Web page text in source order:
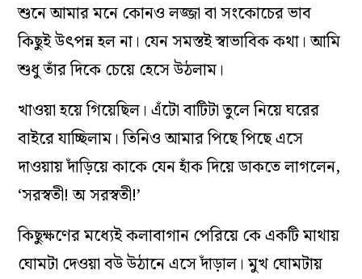
শুনে আমার মনে কোনও লজ্জা বা সংকোচের ভাব
কিছুই উৎপন্ন হল না। যেন সমস্তই স্বাভাবিক কথা। আমি
শুধু তাঁর দিকে চেয়ে হেসে উঠলাম।
খাওয়া হয়ে গিয়েছিল। এঁটো বাটিটা তুলে নিয়ে ঘরের
বাইরে যাচ্ছিলাম। তিনিও আমার পিছে পিছে এসে
দাওয়ায় দাঁড়িয়ে কাকে যেন হাঁক দিয়ে ডাকতে লাগলেন,
‘সরস্বতী! অ সরস্বতী!’
কিছুক্ষণের মধ্যেই কলাবাগান পেরিয়ে কে একটি মাথায়
ঘোমটা দেওয়া বউ উঠানে এসে দাঁড়াল। মুখ ঘোমটায়